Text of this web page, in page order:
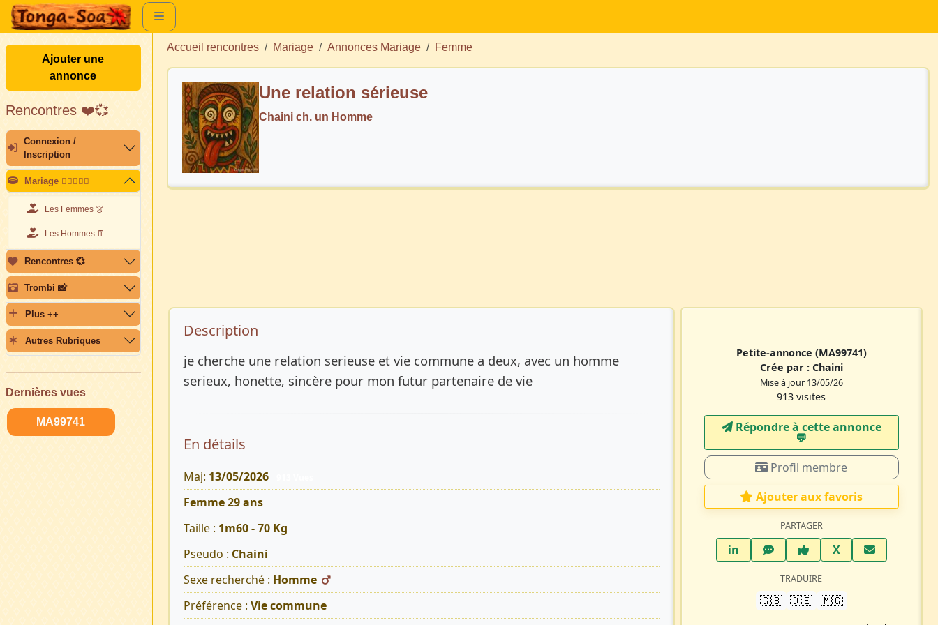
Ajouter une
annonce
Rencontres ❤️💞
Connexion /
Inscription
Mariage 👩🏽‍❤️‍👨🏽
Les Femmes 👗
Les Hommes 👖
Rencontres 💞
Trombi 📸
Plus ++
Autres Rubriques
Dernières vues
MA99741
Accueil rencontres Mariage Annonces Mariage Femme
Une relation sérieuse
Chaini ch. un Homme
Description de l’annonce
Description
je cherche une relation serieuse et vie commune a deux, avec un homme
serieux, honette, sincère pour mon futur partenaire de vie
En détails
Maj: 13/05/2026
Femme 29 ans
Taille : 1m60 - 70 Kg
Pseudo : Chaini
Sexe recherché : Homme
Préférence : Vie commune
Petite-annonce (MA99741)
Crée par : Chaini
Mise à jour 13/05/26
913 visites
Répondre à cette annonce
💬​
Profil membre
Ajouter aux favoris
PARTAGER
inLinkedInWhatsAppFacebook
XTwitter X
TRADUIRE
🇬🇧 🇩🇪 🇲🇬